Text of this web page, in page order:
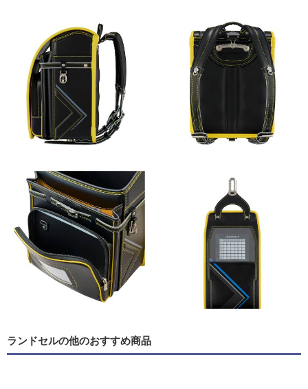
ランドセルの他のおすすめ商品